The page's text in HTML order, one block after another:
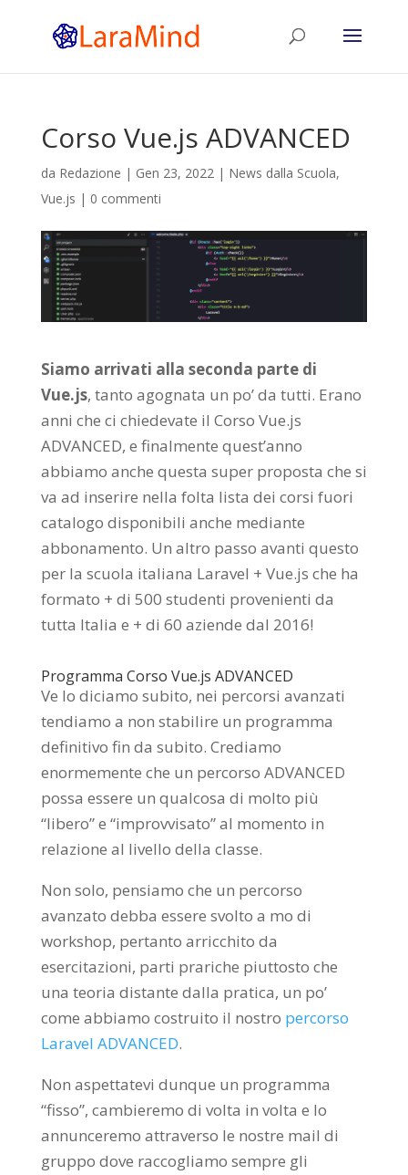
Corso Vue.js ADVANCED
da Redazione | Gen 23, 2022| News dalla Scuola,
Vue.js | 0 commenti
Siamo arrivati alla seconda parte di
Vue.js, tanto agognata un po’ da tutti. Erano
anni che ci chiedevate il Corso Vue.js
ADVANCED, e finalmente quest’anno
abbiamo anche questa super proposta che si
va ad inserire nella folta lista dei corsi fuori
catalogo disponibili anche mediante
abbonamento. Un altro passo avanti questo
per la scuola italiana Laravel + Vue.js che ha
formato + di 500 studenti provenienti da
tutta Italia e + di 60 aziende dal 2016!
Programma Corso Vue.js ADVANCED
Ve lo diciamo subito, nei percorsi avanzati
tendiamo a non stabilire un programma
definitivo fin da subito. Crediamo
enormemente che un percorso ADVANCED
possa essere un qualcosa di molto più
“libero” e “improvvisato” al momento in
relazione al livello della classe.
Non solo, pensiamo che un percorso
avanzato debba essere svolto a mo di
workshop, pertanto arricchito da
esercitazioni, parti prariche piuttosto che
una teoria distante dalla pratica, un po’
come abbiamo costruito il nostro percorso
Laravel ADVANCED.
Non aspettatevi dunque un programma
“fisso”, cambieremo di volta in volta e lo
annunceremo attraverso le nostre mail di
gruppo dove raccogliamo sempre gli